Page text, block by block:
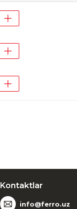
Kontaktlar
info@ferro.uz